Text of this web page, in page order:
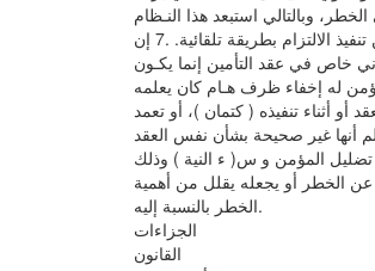
وبالتالي استبعد هذا النـظام
ما كان يعمـل به من تنفيذ الالتزام بطريقة تلقائية. .7 إن
خاص في عقد التأمين إنما يكـون
له إخفاء ظرف هـام كان يعلمه
أو أثناء تنفيذه ( كتمان )، أو تعمد
أنها غير صحيحة بشأن نفس العقد
المؤمن و س( ء النية ) وذلك
عن الخطر أو يجعله يقلل من أهمية
الخطر بالنسبة إليه.
الجزاءات
القانون